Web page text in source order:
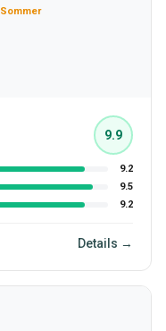
Sommer
9.9
9.2
9.5
9.2
Details →